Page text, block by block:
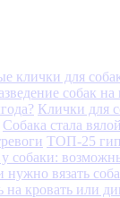
клички для
собак
Клички для
Собака стала
ТОП-25
у собаки:
нужно вязать
на кровать или